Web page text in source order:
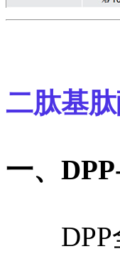
二肽基
一、
DPP全